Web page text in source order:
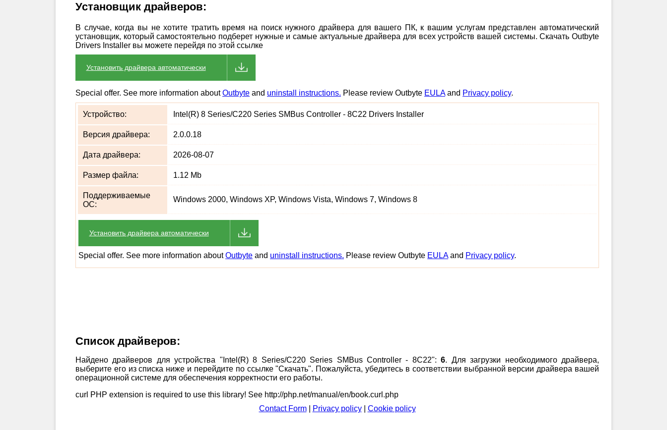
Установщик драйверов:
В случае, когда вы не хотите тратить время на поиск нужного драйвера для вашего ПК, к вашим услугам представлен автоматический
установщик, который самостоятельно подберет нужные и самые актуальные драйвера для всех устройств вашей системы. Скачать Outbyte
Drivers Installer вы можете перейдя по этой ссылке
Установить драйвера автоматически
Special offer. See more information aboutOutbyte and uninstall instructions. Please review Outbyte EULAand Privacy policy.
Устройство: Intel(R) 8 Series/C220 Series SMBus Controller - 8C22 Drivers Installer
Версия драйвера: 2.0.0.18
Дата драйвера: 2026-08-07
Размер файла: 1.12 Mb
Поддерживаемые
ОС:
Windows 2000, Windows XP, Windows Vista, Windows 7, Windows 8
Установить драйвера автоматически
Special offer. See more information aboutOutbyte and uninstall instructions. Please review Outbyte EULAand Privacy policy.
Список драйверов:
Найдено драйверов для устройства "Intel(R) 8 Series/C220 Series SMBus Controller - 8C22":6. Для загрузки необходимого драйвера,
выберите его из списка ниже и перейдите по ссылке "Скачать". Пожалуйста, убедитесь в соответствии выбранной версии драйвера вашей
операционной системе для обеспечения корректности его работы.
curl PHP extension is required to use this library! See http://php.net/manual/en/book.curl.php
Contact Form| Privacy policy| Cookie policy